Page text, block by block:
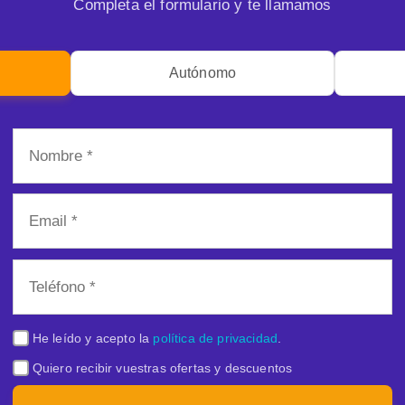
Completa el formulario y te llamamos
Autónomo
He leído y acepto la política de privacidad
Quiero recibir vuestras ofertas y descuentos